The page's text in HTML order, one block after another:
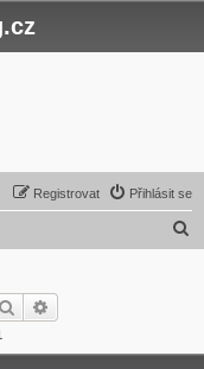
Přihlásit se
Registrovat
Hledat